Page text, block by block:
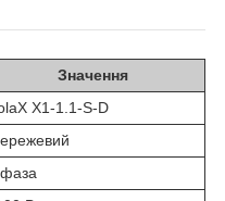
Значення
X1-1.1-S-D